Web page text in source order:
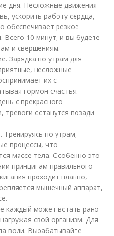
дня. Несложные движения
ускорить работу сердца,
обеспечивает резкое
Всего 10 минут, и вы будете
и свершениям.
Зарядка по утрам для
несложные
их с
гормон счастья.
с прекрасного
тревоги останутся позади
Тренируясь по утрам,
процессы, что
массе тела. Особенно это
принципам правильного
проходит плавно,
мышечный аппарат,
каждый может встать рано
свой организм. Для
воли. Вырабатывайте